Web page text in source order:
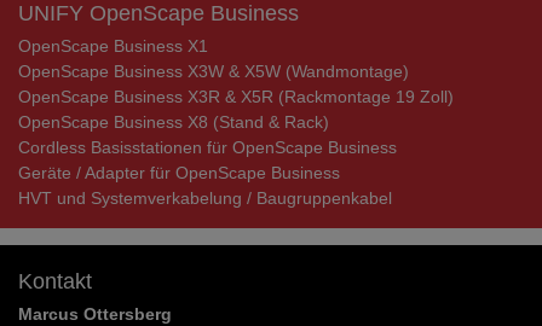
UNIFY OpenScape Business
OpenScape Business X1
OpenScape Business X3W & X5W (Wandmontage)
OpenScape Business X3R & X5R (Rackmontage 19 Zoll)
OpenScape Business X8 (Stand & Rack)
Cordless Basisstationen für OpenScape Business
Geräte / Adapter für OpenScape Business
HVT und Systemverkabelung / Baugruppenkabel
Kontakt
Marcus Ottersberg